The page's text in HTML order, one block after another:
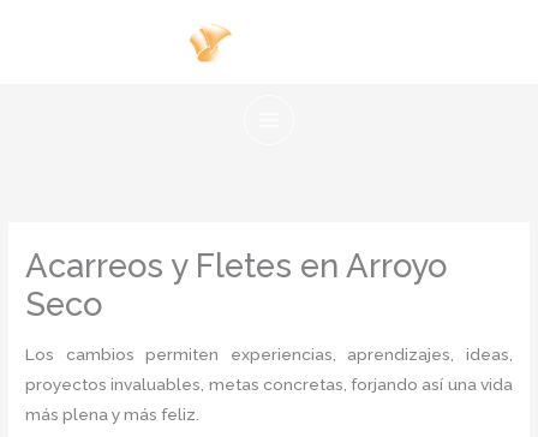
Acarreos y Fletes en Arroyo
Seco
Los cambios permiten experiencias, aprendizajes, ideas,
proyectos invaluables, metas concretas, forjando así una vida
más plena y más feliz.